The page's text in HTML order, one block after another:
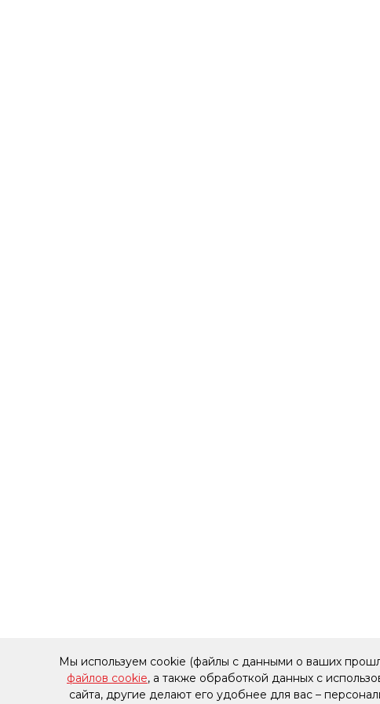
Мы используем cookie (файлы с данными о ваших
файлов cookie, а также обработкой данных с
сайта, другие делают его удобнее для вас –